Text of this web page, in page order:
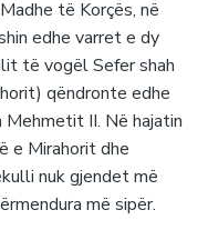
të Korçës, në
edhe varret e dy
të vogël Sefer shah
qëndronte edhe
II. Në hajatin
e Mirahorit dhe
nuk gjendet më
më sipër.